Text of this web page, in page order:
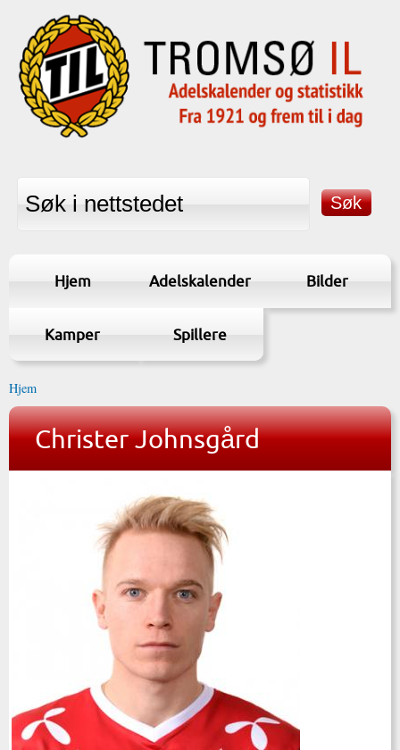
Hjem Adelskalender Bilder
Kamper Spillere
Hjem
Christer Johnsgård